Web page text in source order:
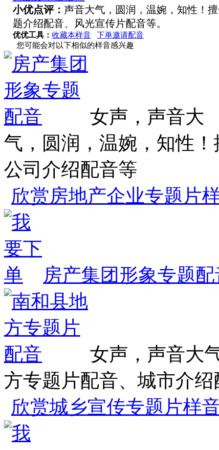
小优点评： 声音大气，圆润，温婉，知性！
题介绍配音、风光宣传片配音等。
优优工具： 收藏本样音
下单邀请配音
您可能会对以下相似的样音感兴趣
女声，声音大
气，圆润，温婉，知性
公司介绍配音等
欣赏房地产企业专题片
房产集团形象专题
女声，声音大
方专题片配音、城市介
欣赏城乡宣传专题片样